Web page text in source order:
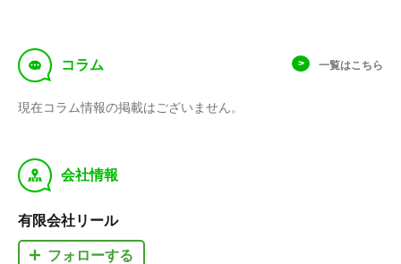
f コラム 一覧はこちら
現在コラム情報の掲載はございません。
y 会社情報
有限会社リール
フォローする